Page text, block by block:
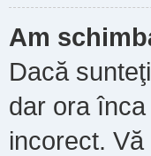
Am
Dacă
dar ora
incorect.